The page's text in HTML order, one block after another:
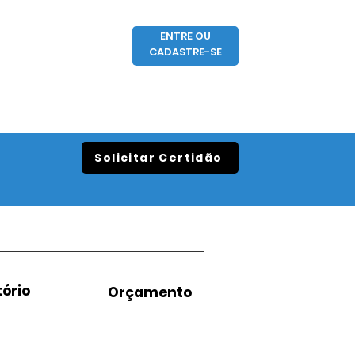
ENTRE OU
CADASTRE-SE
Solicitar Certidão
Orçamento